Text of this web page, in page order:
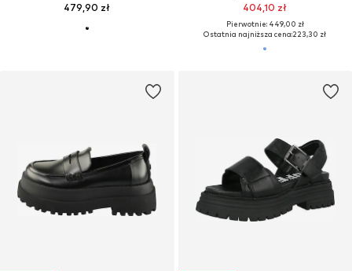
479,90 zł 404,10 zł
Pierwotnie: 449,00 zł
Ostatnia najniższa cena:223,30 zł